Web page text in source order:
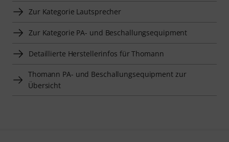
Zur Kategorie Lautsprecher
Zur Kategorie PA- und Beschallungsequipment
Detaillierte Herstellerinfos für Thomann
Thomann PA- und Beschallungsequipment zur
Übersicht